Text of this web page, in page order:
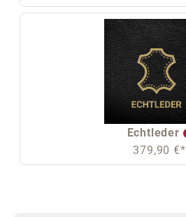
Echtleder
379,90 €*